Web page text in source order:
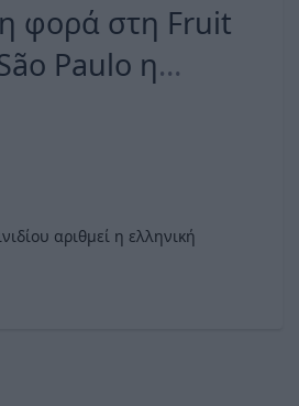
φορά στη Fruit
Paulo η
αριθμεί η ελληνική